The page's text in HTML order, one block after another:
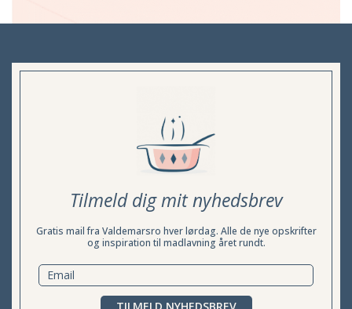
Tilmeld dig mit nyhedsbrev
Gratis mail fra Valdemarsro hver lørdag. Alle de nye opskrifter
og inspiration til madlavning året rundt.